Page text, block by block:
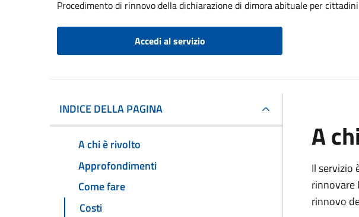
Procedimento di rinnovo della dichiarazione di dimora abituale per
Accedi al servizio
INDICE DELLA PAGINA
A chi è rivolto
Approfondimenti
Come fare
Costi
A
Il servizio
rinnovare
rinnovo